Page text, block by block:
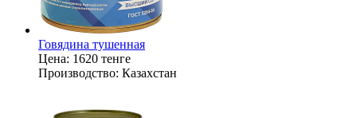
Говядина тушенная
Цена: 1620 тенге
Производство: Казахстан